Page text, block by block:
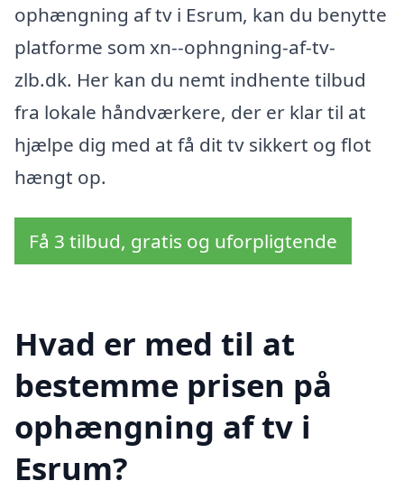
ophængning af tv i Esrum, kan du benytte
platforme som xn--ophngning-af-tv-
zlb.dk. Her kan du nemt indhente tilbud
fra lokale håndværkere, der er klar til at
hjælpe dig med at få dit tv sikkert og flot
hængt op.
Få 3 tilbud, gratis og uforpligtende
Hvad er med til at
bestemme prisen på
ophængning af tv i
Esrum?